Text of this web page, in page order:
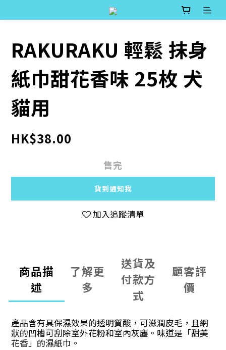
RAKURAKU 輕鬆 抹身
紙巾甜花香味 25枚 犬
貓用
HK$38.00
售完
貨到通知我
加入追蹤清單
商品描
述
了解更
多
送貨及
付款方
式
顧客評
價
產品含有具保濕效果的透明質酸，可滋潤皮毛，且網
狀的凹槽可刮除室外花粉和室內灰塵。味道是「甜美
花香」的濕紙巾。